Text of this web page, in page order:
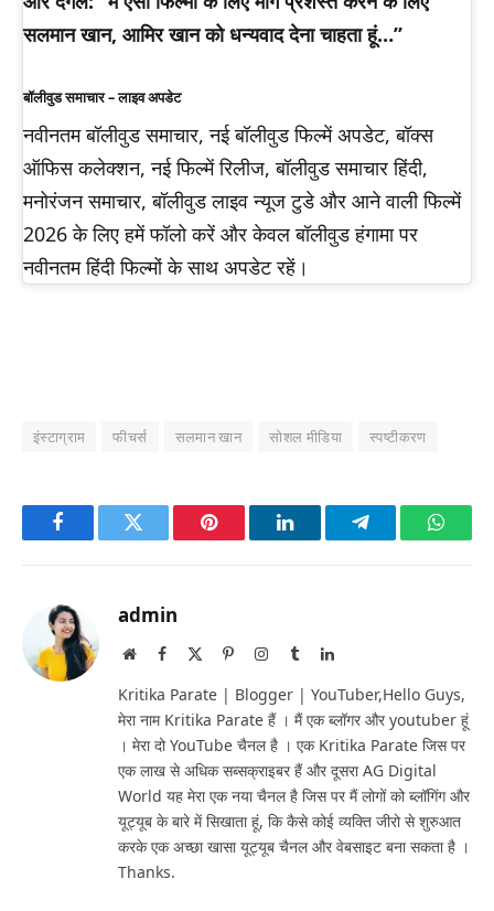
सलमान खान, आमिर खान को धन्यवाद देना चाहता हूं…”
बॉलीवुड समाचार – लाइव अपडेट
नवीनतम बॉलीवुड समाचार, नई बॉलीवुड फिल्में अपडेट, बॉक्स
ऑफिस कलेक्शन, नई फिल्में रिलीज, बॉलीवुड समाचार हिंदी,
मनोरंजन समाचार, बॉलीवुड लाइव न्यूज टुडे और आने वाली फिल्में
2026 के लिए हमें फॉलो करें और केवल बॉलीवुड हंगामा पर
नवीनतम हिंदी फिल्मों के साथ अपडेट रहें।
इंस्टाग्राम फीचर्स सलमान खान सोशल मीडिया स्पष्टीकरण
FacebookTwitter Pinterest LinkedInTelegram
admin
WebsiteFacebook PinterestInstagram
TumblrLinkedIn
Kritika Parate | Blogger | YouTuber,Hello Guys,
मेरा नाम Kritika Parate हैं । मैं एक ब्लॉगर और youtuber हूं
। मेरा दो YouTube चैनल है । एक Kritika Parate जिस पर
एक लाख से अधिक सब्सक्राइबर हैं और दूसरा AG Digital
World यह मेरा एक नया चैनल है जिस पर मैं लोगों को ब्लॉगिंग और
यूट्यूब के बारे में सिखाता हूं, कि कैसे कोई व्यक्ति जीरो से शुरुआत
करके एक अच्छा खासा यूट्यूब चैनल और वेबसाइट बना सकता है ।
Thanks.